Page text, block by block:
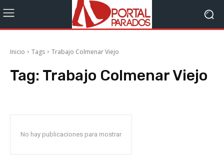
Inicio Tags Trabajo Colmenar Viejo
Tag: Trabajo Colmenar Viejo
No hay publicaciones para mostrar